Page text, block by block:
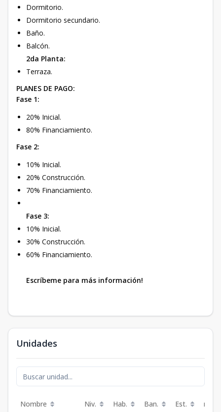
Dormitorio.
Dormitorio secundario.
Baño.
Balcón.
2da Planta:
Terraza.
PLANES DE PAGO:
Fase 1:
20% Inicial.
80% Financiamiento.
Fase 2:
10% Inicial.
20% Construcción.
70% Financiamiento.
Fase 3:
10% Inicial.
30% Construcción.
60% Financiamiento.
Escríbeme para más información!
Unidades
Nombre Niv. Hab. Ban. Est. m²